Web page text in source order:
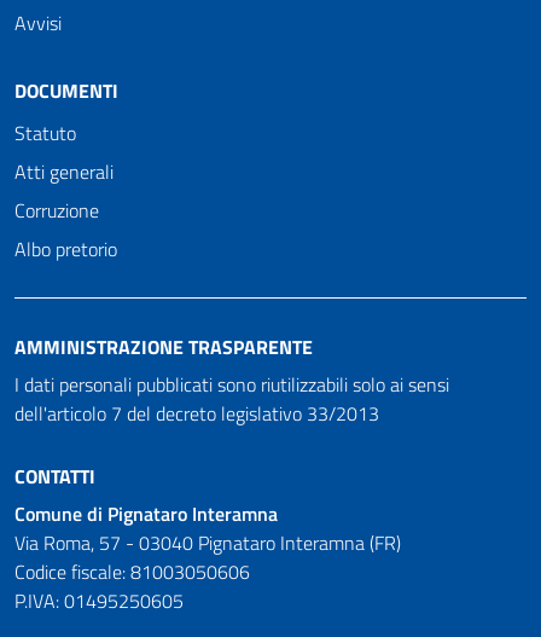
Avvisi
DOCUMENTI
Statuto
Atti generali
Corruzione
Albo pretorio
AMMINISTRAZIONE TRASPARENTE
I dati personali pubblicati sono riutilizzabili solo ai sensi
dell'articolo 7 del decreto legislativo 33/2013
CONTATTI
Comune di Pignataro Interamna
Via Roma, 57 - 03040 Pignataro Interamna (FR)
Codice fiscale: 81003050606
P.IVA: 01495250605